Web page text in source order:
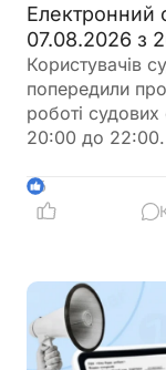
Електронний
07.08.2026 з
Користувачів
попередили
роботі
20:00 до 22:00.
час планування
6